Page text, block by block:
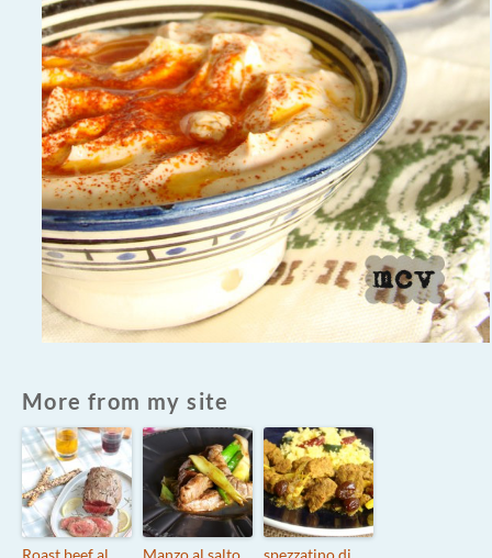
More from my site
Roast beef al Manzo al salto spezzatino di